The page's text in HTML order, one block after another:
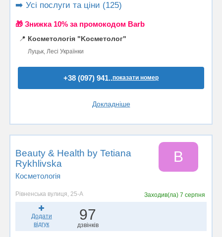
➡️ Усі послуги та ціни (125)
🎁 Знижка 10% за промокодом Barb
📍 Косметологія "Kосметолог"
Луцьк, Лесі Українки
+38 (097) 941..показати номер
Докладніше
Beauty & Health by Tetiana
Rykhlivska
Косметологія
B
Рівненська вулиця, 25-А Заходив(ла)7 серпня
Додати
відгук
97
дзвінків